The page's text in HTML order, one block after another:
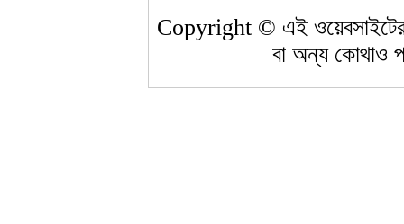
Copyright © এই ওয়েবসাইটের
বা অন্য কোথাও